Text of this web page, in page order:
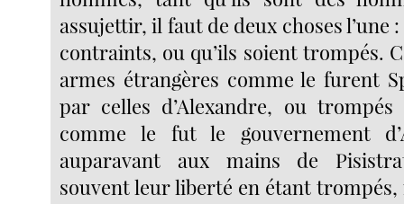
assujettir, il faut de deux choses l’une
contraints, ou qu’ils soient trompés.
armes étrangères comme le furent
par celles d’Alexandre, ou
comme le fut le gouvernement
auparavant aux mains de
souvent leur liberté en étant